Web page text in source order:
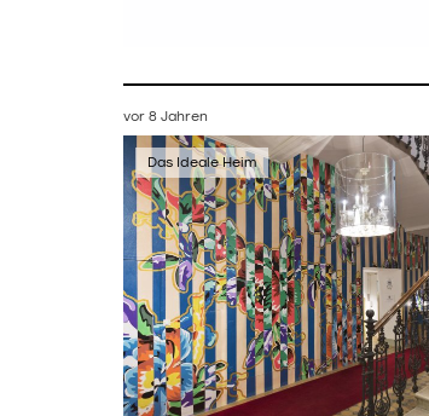
vor 8 Jahren